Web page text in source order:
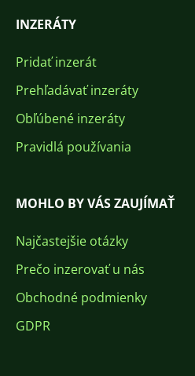
INZERÁTY
Pridať inzerát
Prehľadávať inzeráty
Obľúbené inzeráty
Pravidlá používania
MOHLO BY VÁS ZAUJÍMAŤ
Najčastejšie otázky
Prečo inzerovať u nás
Obchodné podmienky
GDPR